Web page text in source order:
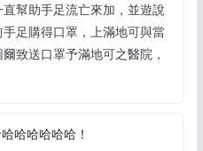
幫助手足流亡來加，並遊說
足購得口罩，上滿地可與當
致送口罩予滿地可之醫院，
哈哈哈哈哈！